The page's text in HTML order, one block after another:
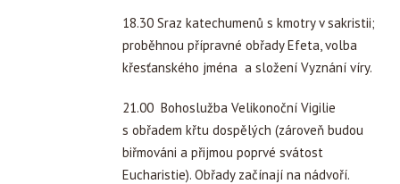
18.30 Sraz katechumenů s kmotry v sakristii;
proběhnou přípravné obřady Efeta, volba
křesťanského jména a složení Vyznání víry.
21.00 Bohoslužba Velikonoční Vigilie
s obřadem křtu dospělých (zároveň budou
biřmováni a přijmou poprvé svátost
Eucharistie). Obřady začínají na nádvoří.